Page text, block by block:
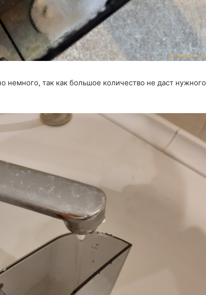
так как большое количество не даст нужного